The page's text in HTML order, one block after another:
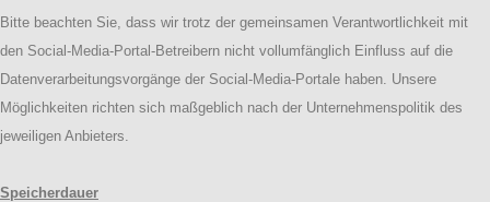
Bitte beachten Sie, dass wir trotz der gemeinsamen Verantwortlichkeit mit
den Social-Media-Portal-Betreibern nicht vollumfänglich Einfluss auf die
Datenverarbeitungsvorgänge der Social-Media-Portale haben. Unsere
Möglichkeiten richten sich maßgeblich nach der Unternehmenspolitik des
jeweiligen Anbieters.
Speicherdauer